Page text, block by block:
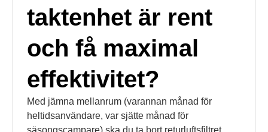
taktenhet är rent
och få maximal
effektivitet?
Med jämna mellanrum (varannan månad för
heltidsanvändare, var sjätte månad för
säsongscampare) ska du ta bort returluftsfiltret